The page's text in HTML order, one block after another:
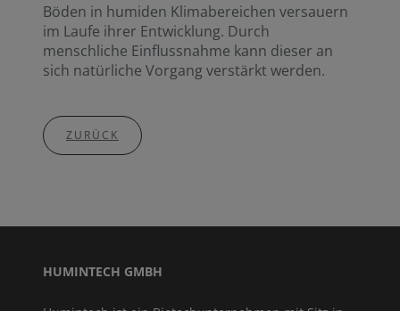
Böden in humiden Klimabereichen versauern
im Laufe ihrer Entwicklung. Durch
menschliche Einflussnahme kann dieser an
sich natürliche Vorgang verstärkt werden.
ZURÜCK
HUMINTECH GMBH